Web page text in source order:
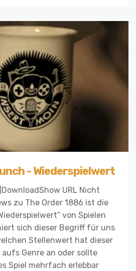
- Wiederspielwert
URL Nicht
zu The Order 1886 ist die
von Spielen
sich dieser Begriff für uns
Stellenwert hat dieser
Genre an oder sollte
Spiel mehrfach erlebbar